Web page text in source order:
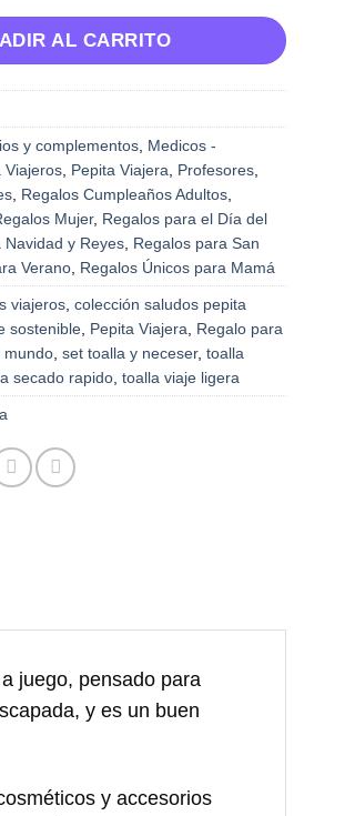
AL CARRITO
y complementos Medicos -
Viajeros Pepita Viajera Profesores
Regalos Cumpleaños Adultos
Mujer, Regalos para el Día del
Navidad y Reyes Regalos para San
Verano Regalos Únicos para Mamá
viajeros ,colección saludos pepita
sostenible Pepita Viajera
Regalo para
mundo ,set toalla y neceser,toalla
secado rapido ,toalla viaje ligera
juego, pensado para
y es un buen
y accesorios